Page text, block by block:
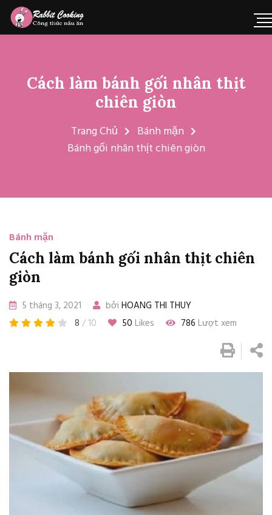
Cách làm bánh gối nhân thịt
chiên giòn
Trang Chủ
Bánh mặn
Bánh gối nhân thịt chiên giòn
Bánh mặn
Cách làm bánh gối nhân thịt chiên
giòn
5 tháng 3, 2021 bởi HOANG THI THUY
8 / 10 50 Likes 786 Lượt xem